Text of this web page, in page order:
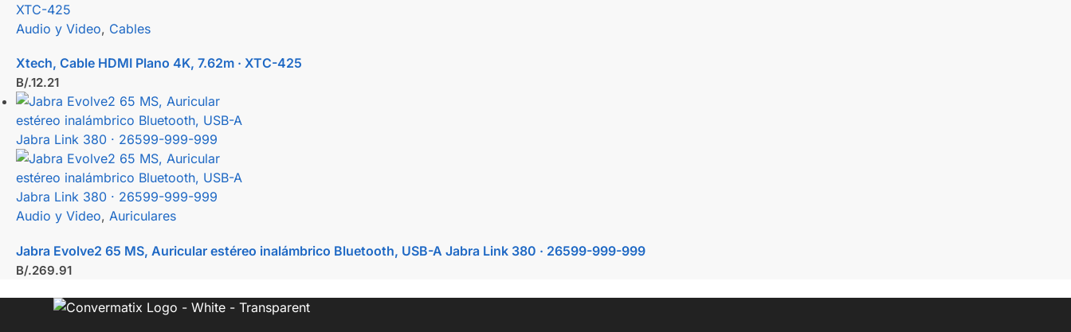
Audio y Video, Cables
Xtech, Cable HDMI Plano 4K, 7.62m · XTC-425
B/.12.21
Audio y Video, Auriculares
Jabra Evolve2 65 MS, Auricular estéreo inalámbrico Bluetooth, USB-A Jabra Link 380 · 26599-999-999
B/.269.91